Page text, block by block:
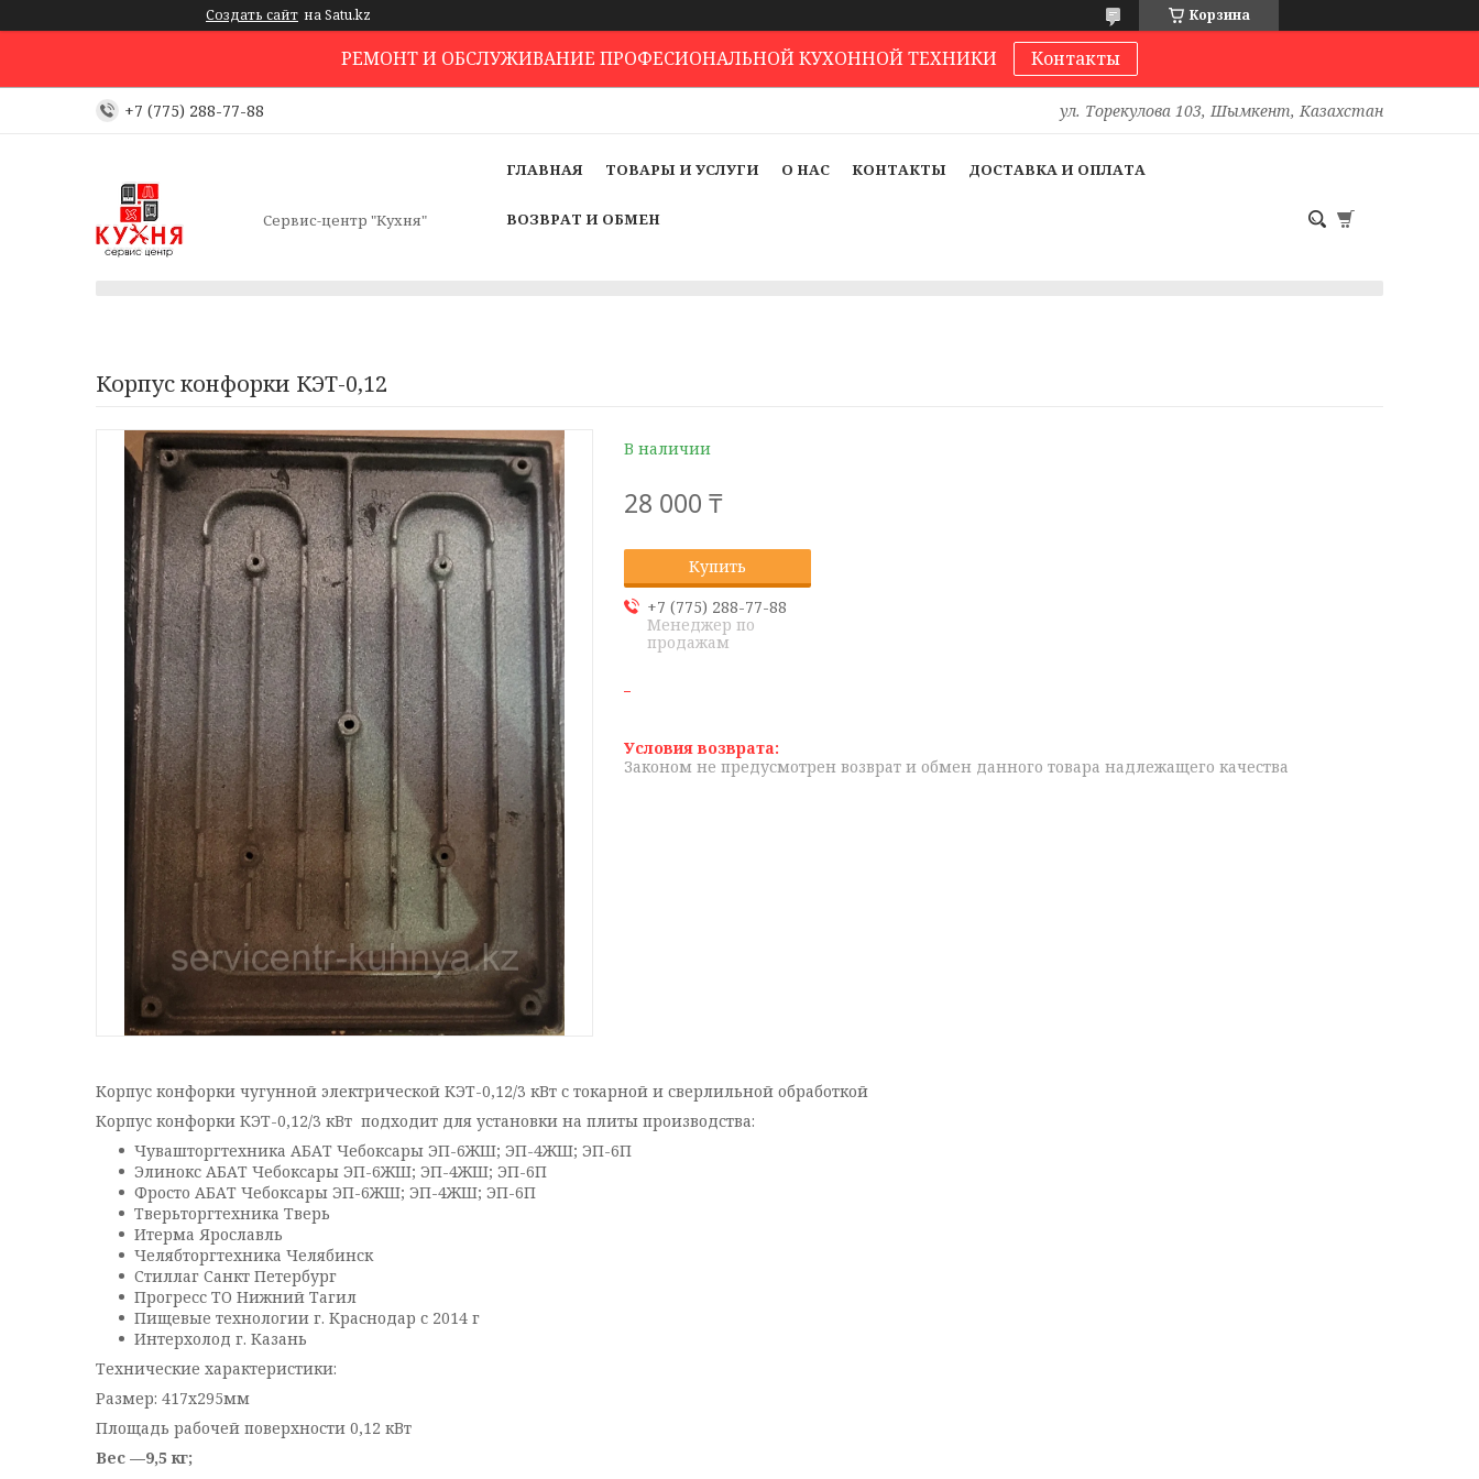
Создать сайт на Satu.kz Корзина
РЕМОНТ И ОБСЛУЖИВАНИЕ ПРОФЕСИОНАЛЬНОЙ КУХОННОЙ ТЕХНИКИ Контакты
+7 (775) 288-77-88 ул. Торекулова 103, Шымкент, Казахстан
Сервис-центр "Кухня"
ГЛАВНАЯ ТОВАРЫ И УСЛУГИ О НАС КОНТАКТЫ ДОСТАВКА И ОПЛАТА
ВОЗВРАТ И ОБМЕН
Корпус конфорки КЭТ-0,12
В наличии
28 000 ₸
Купить
+7 (775) 288-77-88
Менеджер по
продажам
Законом не предусмотрен возврат и обмен данного товара надлежащего качества
Корпус конфорки чугунной электрической КЭТ-0,12/3 кВт с токарной и сверлильной обработкой
Корпус конфорки КЭТ-0,12/3 кВт подходит для установки на плиты производства:
Чувашторгтехника АБАТ Чебоксары ЭП-6ЖШ; ЭП-4ЖШ; ЭП-6П
Элинокс АБАТ Чебоксары ЭП-6ЖШ; ЭП-4ЖШ; ЭП-6П
Фросто АБАТ Чебоксары ЭП-6ЖШ; ЭП-4ЖШ; ЭП-6П
Тверьторгтехника Тверь
Итерма Ярославль
Челябторгтехника Челябинск
Стиллаг Санкт Петербург
Прогресс ТО Нижний Тагил
Пищевые технологии г. Краснодар с 2014 г
Интерхолод г. Казань
Технические характеристики:
Размер: 417х295мм
Площадь рабочей поверхности 0,12 кВт
Вес —9,5 кг;